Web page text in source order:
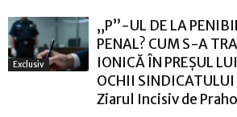
Exclusiv
„P”-UL DE LA
PENAL? CUM S-A
IONICĂ ÎN PREȘUL
OCHII
Ziarul Incisiv de